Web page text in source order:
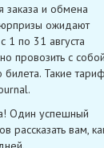
заказа и обмена
ожидают
1 по 31 августа
провозить с собой
билета. Такие
Один успешный
рассказать вам,